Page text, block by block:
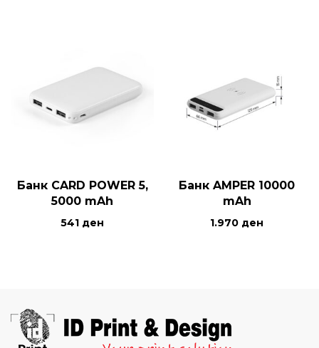
Банк CARD POWER 5,
5000 mAh
541 ден
Банк AMPER 10000
mAh
1.970 ден